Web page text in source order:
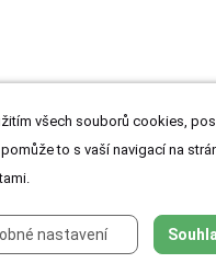
všech souborů cookies,
to s vaší navigací na
nastavení